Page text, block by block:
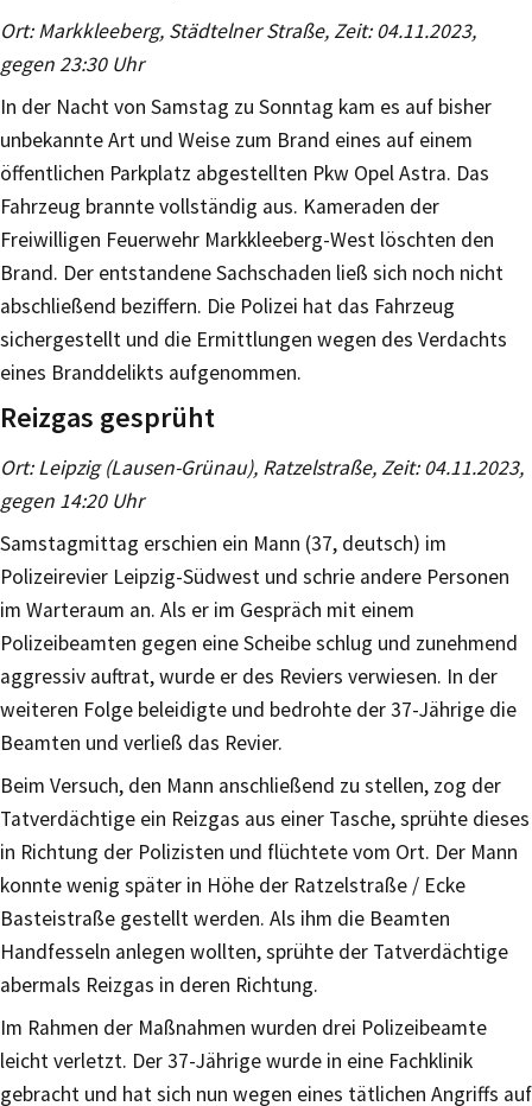
Ort: Markkleeberg, Städtelner Straße, Zeit: 04.11.2023,
gegen 23:30 Uhr
In der Nacht von Samstag zu Sonntag kam es auf bisher
unbekannte Art und Weise zum Brand eines auf einem
öffentlichen Parkplatz abgestellten Pkw Opel Astra. Das
Fahrzeug brannte vollständig aus. Kameraden der
Freiwilligen Feuerwehr Markkleeberg-West löschten den
Brand. Der entstandene Sachschaden ließ sich noch nicht
abschließend beziffern. Die Polizei hat das Fahrzeug
sichergestellt und die Ermittlungen wegen des Verdachts
eines Branddelikts aufgenommen.
Reizgas gesprüht
Ort: Leipzig (Lausen-Grünau), Ratzelstraße, Zeit: 04.11.2023,
gegen 14:20 Uhr
Samstagmittag erschien ein Mann (37, deutsch) im
Polizeirevier Leipzig-Südwest und schrie andere Personen
im Warteraum an. Als er im Gespräch mit einem
Polizeibeamten gegen eine Scheibe schlug und zunehmend
aggressiv auftrat, wurde er des Reviers verwiesen. In der
weiteren Folge beleidigte und bedrohte der 37-Jährige die
Beamten und verließ das Revier.
Beim Versuch, den Mann anschließend zu stellen, zog der
Tatverdächtige ein Reizgas aus einer Tasche, sprühte dieses
in Richtung der Polizisten und flüchtete vom Ort. Der Mann
konnte wenig später in Höhe der Ratzelstraße / Ecke
Basteistraße gestellt werden. Als ihm die Beamten
Handfesseln anlegen wollten, sprühte der Tatverdächtige
abermals Reizgas in deren Richtung.
Im Rahmen der Maßnahmen wurden drei Polizeibeamte
leicht verletzt. Der 37-Jährige wurde in eine Fachklinik
gebracht und hat sich nun wegen eines tätlichen Angriffs auf